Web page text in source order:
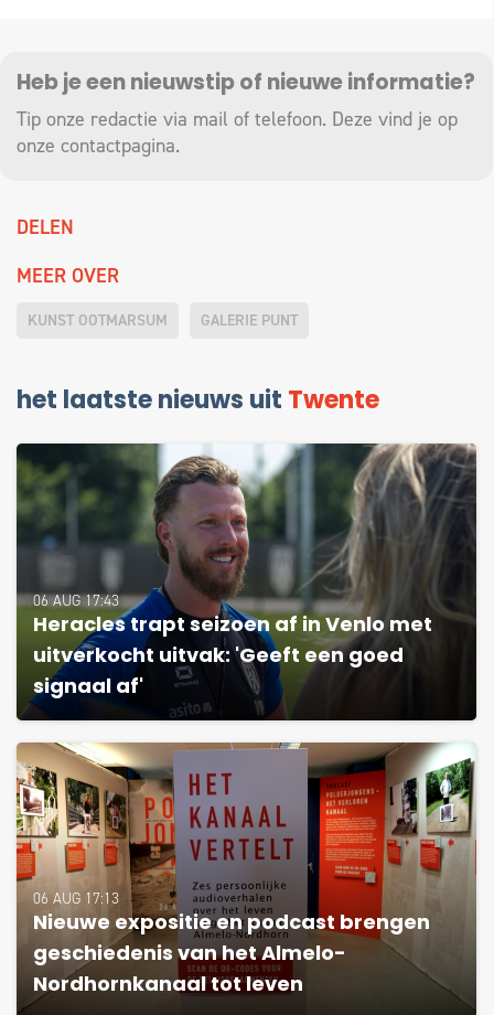
Heb je een nieuwstip of nieuwe informatie?
Tip onze redactie via mail of telefoon. Deze vind je op
onze contactpagina.
DELEN
MEER OVER
KUNST OOTMARSUM GALERIE PUNT
het laatste nieuws uit Twente
06 AUG 17:43
Heracles trapt seizoen af in Venlo met
uitverkocht uitvak: 'Geeft een goed
signaal af'
06 AUG 17:13
Nieuwe expositie en podcast brengen
geschiedenis van het Almelo-
Nordhornkanaal tot leven